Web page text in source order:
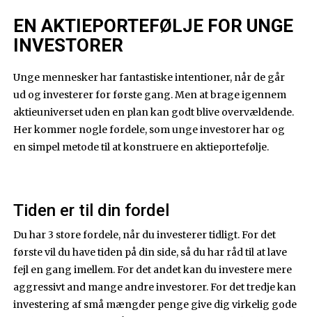
EN AKTIEPORTEFØLJE FOR UNGE
INVESTORER
Unge mennesker har fantastiske intentioner, når de går
ud og investerer for første gang. Men at brage igennem
aktieuniverset uden en plan kan godt blive overvældende.
Her kommer nogle fordele, som unge investorer har og
en simpel metode til at konstruere en aktieportefølje.
Tiden er til din fordel
Du har 3 store fordele, når du investerer tidligt. For det
første vil du have tiden på din side, så du har råd til at lave
fejl en gang imellem. For det andet kan du investere mere
aggressivt and mange andre investorer. For det tredje kan
investering af små mængder penge give dig virkelig gode